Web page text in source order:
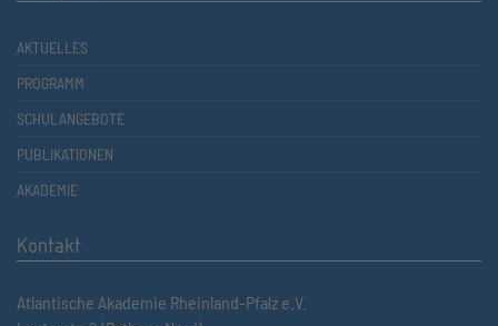
AKTUELLES
PROGRAMM
SCHULANGEBOTE
PUBLIKATIONEN
AKADEMIE
Kontakt
Atlantische Akademie Rheinland-Pfalz e.V.